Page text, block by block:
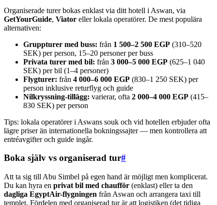
Organiserade turer bokas enklast via ditt hotell i Aswan, via
GetYourGuide, Viator eller lokala operatörer. De mest populära
alternativen:
Gruppturer med buss: från 1 500–2 500 EGP (310–520
SEK) per person, 15–20 personer per buss
Privata turer med bil: från 3 000–5 000 EGP (625–1 040
SEK) per bil (1–4 personer)
Flygturer: från 4 000–6 000 EGP (830–1 250 SEK) per
person inklusive returflyg och guide
Nilkryssning-tillägg: varierar, ofta 2 000–4 000 EGP (415–
830 SEK) per person
Tips: lokala operatörer i Aswans souk och vid hotellen erbjuder ofta
lägre priser än internationella bokningssajter — men kontrollera att
entréavgifter och guide ingår.
Boka själv vs organiserad tur#
Att ta sig till Abu Simbel på egen hand är möjligt men komplicerat.
Du kan hyra en privat bil med chaufför (enklast) eller ta den
dagliga EgyptAir-flygningen från Aswan och arrangera taxi till
templet. Fördelen med organiserad tur är att logistiken (det tidiga